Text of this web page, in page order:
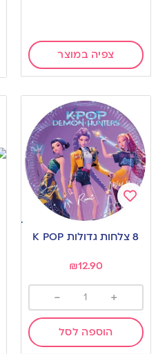
צפיה במוצר
to
wishlist
8 צלחות גדולות K POP
₪12.90
+
-
הוספה לסל